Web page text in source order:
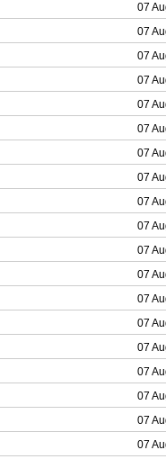
07
07
07
07
07
07
07
07
07
07
07
07
07
07
07
07
07
07
07